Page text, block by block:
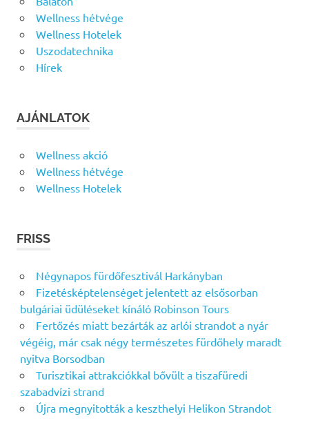
Wellness hétvége
Wellness Hotelek
Uszodatechnika
Hírek
AJÁNLATOK
Wellness akció
Wellness hétvége
Wellness Hotelek
FRISS
Négynapos fürdőfesztivál Harkányban
Fizetésképtelenséget jelentett az elsősorban
bulgáriai üdüléseket kínáló Robinson Tours
Fertőzés miatt bezárták az arlói strandot a nyár
végéig, már csak négy természetes fürdőhely maradt
nyitva Borsodban
Turisztikai attrakciókkal bővült a tiszafüredi
szabadvízi strand
Újra megnyitották a keszthelyi Helikon Strandot